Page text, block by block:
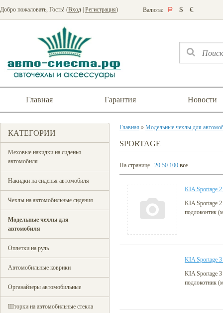
Добро пожаловать, Гость! (Вход Регистрация) Валюта: Р $ €
Главная Гарантия Новости
КАТЕГОРИИ
Меховые накидки на сиденья
автомобиля
Накидки на сиденья автомобиля
Чехлы на автомобильные сидения
Модельные чехлы для
автомобиля
Оплетки на руль
Автомобильные коврики
Органайзеры автомобильные
Шторки на автомобильные стекла
Главная » Модельные чехлы для
SPORTAGE
На странице 20 50 100 все
KIA Sportage
KIA Sportage 2
подлоконтик
KIA Sportage
KIA Sportage 3
подлокотник